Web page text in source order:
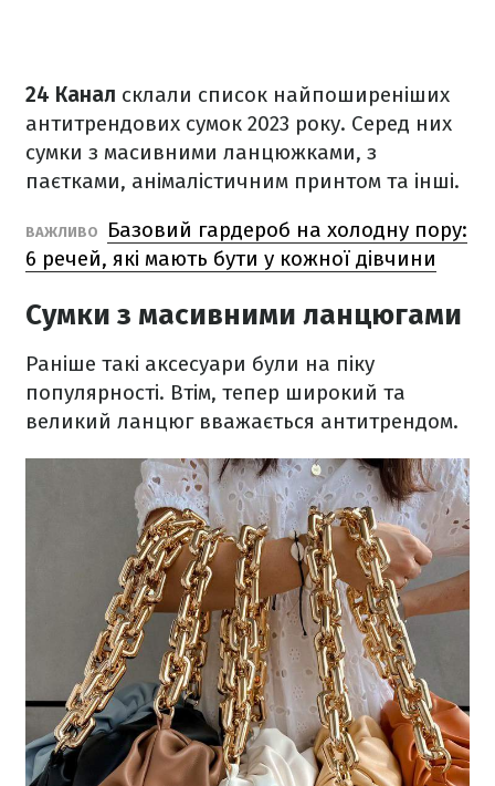
24 Канал склали список найпоширеніших
антитрендових сумок 2023 року. Серед них
сумки з масивними ланцюжками, з
паєтками, анімалістичним принтом та інші.
ВАЖЛИВО
Базовий гардероб на холодну пору:
6 речей, які мають бути у кожної дівчини
Сумки з масивними ланцюгами
Раніше такі аксесуари були на піку
популярності. Втім, тепер широкий та
великий ланцюг вважається антитрендом.